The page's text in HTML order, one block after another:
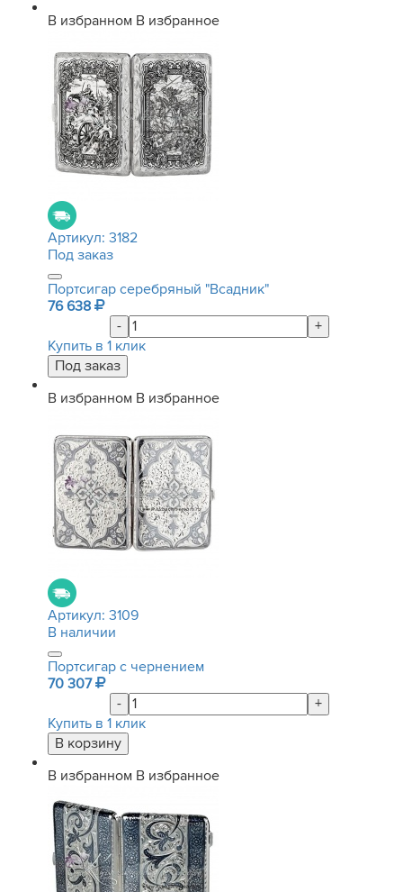
В избранном В избранное
Артикул: 3182
Под заказ
Портсигар серебряный "Всадник"
76 638
-
+
Купить в 1 клик
В избранном В избранное
Артикул: 3109
В наличии
Портсигар с чернением
70 307
-
+
Купить в 1 клик
В избранном В избранное